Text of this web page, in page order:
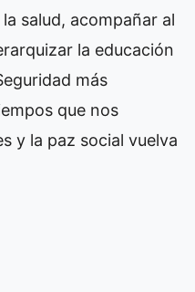
salud, acompañar al
la educación
más
que nos
y la paz social vuelva